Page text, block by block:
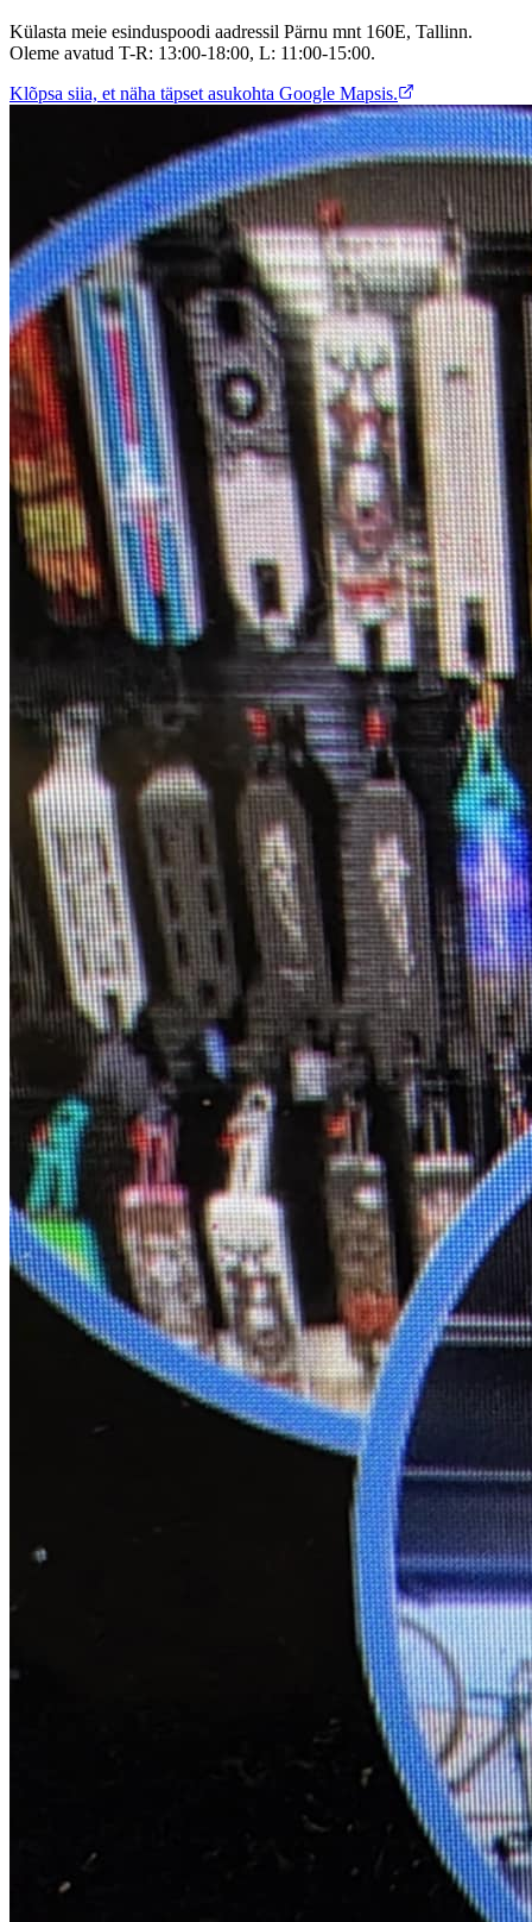
Külasta meie esinduspoodi aadressil Pärnu mnt 160E, Tallinn.
Oleme avatud T-R: 13:00-18:00, L: 11:00-15:00.
Klõpsa siia, et näha täpset asukohta Google Mapsis.